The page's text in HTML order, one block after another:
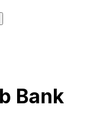
Bank